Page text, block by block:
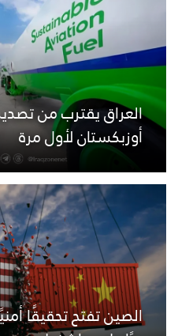
العراق يقترب من
أوزبكستان لأول مرة
الصين تفتح تحقيقًا